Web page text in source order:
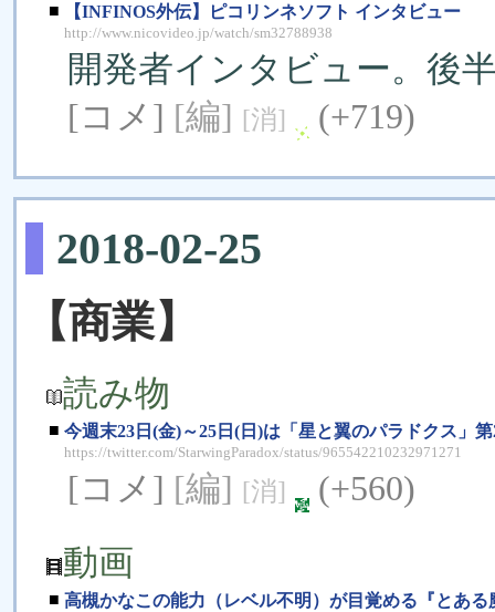
■ 【INFINOS外伝】ピコリンネソフト インタビュー
http://www.nicovideo.jp/watch/sm32788938
開発者インタビュー。後
[コメ] [編] [消] (+719)
2018-02-25
【商業】
読み物
■ 今週末23日(金)～25日(日)は「星と翼のパラドクス」
https://twitter.com/StarwingParadox/status/965542210232971271
[コメ] [編] [消]
(+560)
動画
■ 高槻かなこの能力（レベル不明）が目覚める『とあ